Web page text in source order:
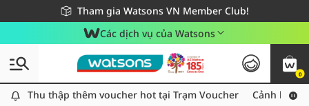
Tham gia Watsons VN Member Club!
Miễn phí giao hàng cho đơn hàng từ 249,000Đ
Giao hàng nhanh 24h - Áp dụng khu vực TP. Hồ Chí Minh
Các dịch vụ của Watsons
0
Thu thập thêm voucher hot tại Trạm Voucher
Thu thập thêm voucher hot tại Trạm Voucher Cảnh báo